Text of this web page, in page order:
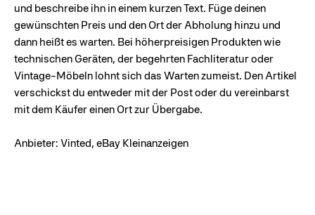
und beschreibe ihn in einem kurzen Text. Füge deinen
gewünschten Preis und den Ort der Abholung hinzu und
dann heißt es warten. Bei höherpreisigen Produkten wie
technischen Geräten, der begehrten Fachliteratur oder
Vintage-Möbeln lohnt sich das Warten zumeist. Den Artikel
verschickst du entweder mit der Post oder du vereinbarst
mit dem Käufer einen Ort zur Übergabe.
Anbieter: Vinted, eBay Kleinanzeigen